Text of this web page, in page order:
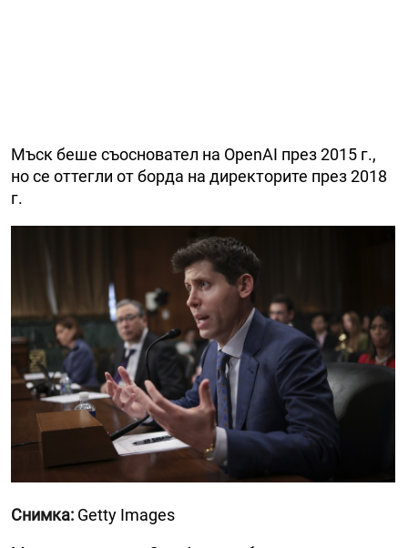
Мъск беше съосновател на OpenAI през 2015 г.,
но се оттегли от борда на директорите през 2018
г.
Снимка: Getty Images